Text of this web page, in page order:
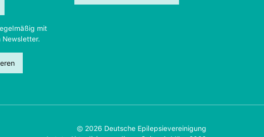
mit
Newsletter.
© 2026 Deutsche Epilepsievereinigung